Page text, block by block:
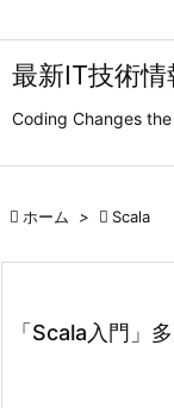
最新IT技術
Coding Changes the
 ホーム >  Scala
「Scala入門」